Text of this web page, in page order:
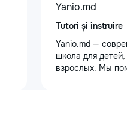
Yanio.md
Tutori și instruire
Yanio.md —
школа для
взрослых. Мы